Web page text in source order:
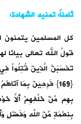
ثامناً: تمنيه الشهادة:
كل المسلمين يتمنون
قولُ الله تعالى بيانًا
تَحْسَبَنَّ الَّذِينَ قُتِلُواْ
{169} فَرِحِينَ بِمَا
بِنِعْمَةٍ مِّنَ اللّهِ وَفَضْلٍ